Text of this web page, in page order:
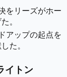
をリーズがホー
。
アップの起点を
た。
イトン